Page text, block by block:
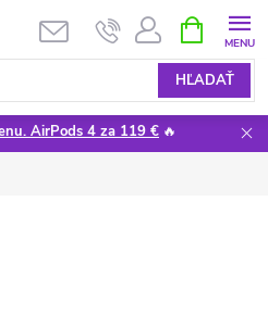
HĽADAŤ
KOŠÍK
AirPods 4 za 119 € 🔥